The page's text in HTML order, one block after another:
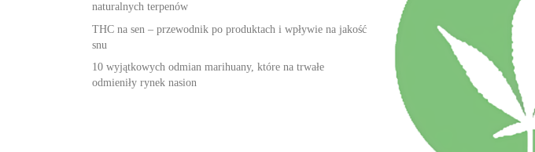
naturalnych terpenów
THC na sen – przewodnik po produktach i wpływie na jakość
snu
10 wyjątkowych odmian marihuany, które na trwałe
odmieniły rynek nasion